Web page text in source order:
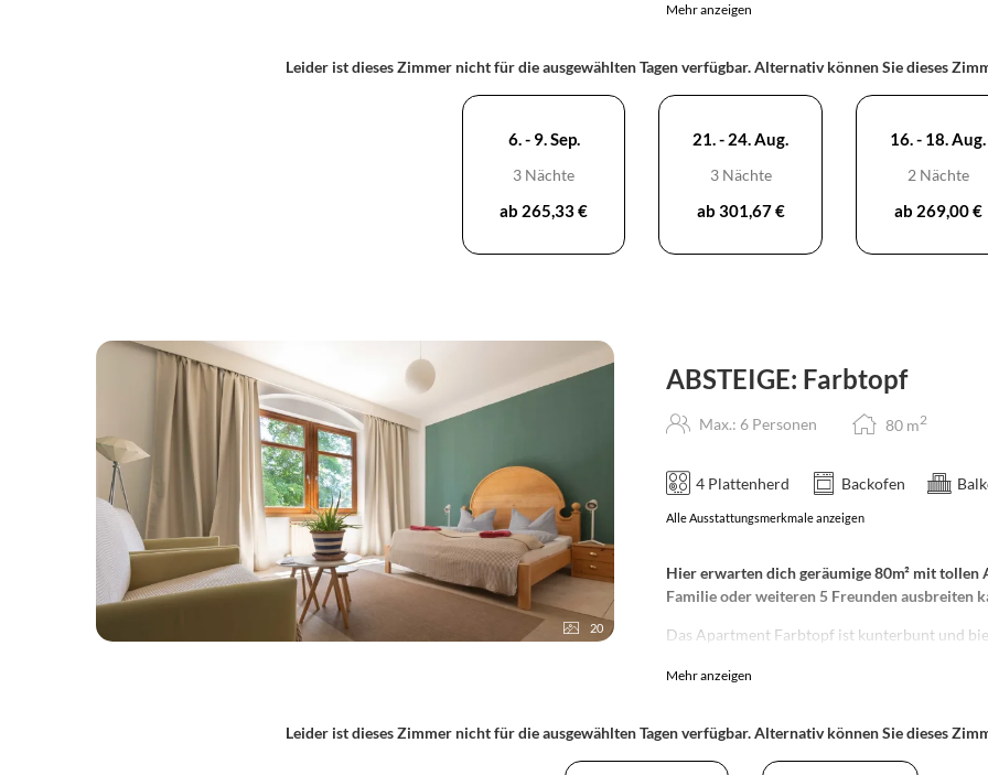
versteckt sich eine bequeme Matratze, welche
Mehr anzeigen
Leider ist dieses Zimmer nicht für die ausgewählten Tagen verfügbar. Alternativ können Sie dieses
6. - 9. Sep.
3 Nächte
ab 265,33 €
21. - 24. Aug.
3 Nächte
ab 301,67 €
16. - 18. Aug.
2 Nächte
ab 269,00 €
20
ABSTEIGE: Farbtopf
Max.: 6 Personen 80 m2
4 Plattenherd Backofen
Alle Ausstattungsmerkmale anzeigen
Hier erwarten dich geräumige 80m² mit tollen
Familie oder weiteren 5 Freunden ausbreiten
Das Apartment Farbtopf ist kunterbunt und
euch ein zünftiges Abendessen kochen, im
Einzelsofabetten sowie ein kleineres
Mehr anzeigen
Leider ist dieses Zimmer nicht für die ausgewählten Tagen verfügbar. Alternativ können Sie dieses